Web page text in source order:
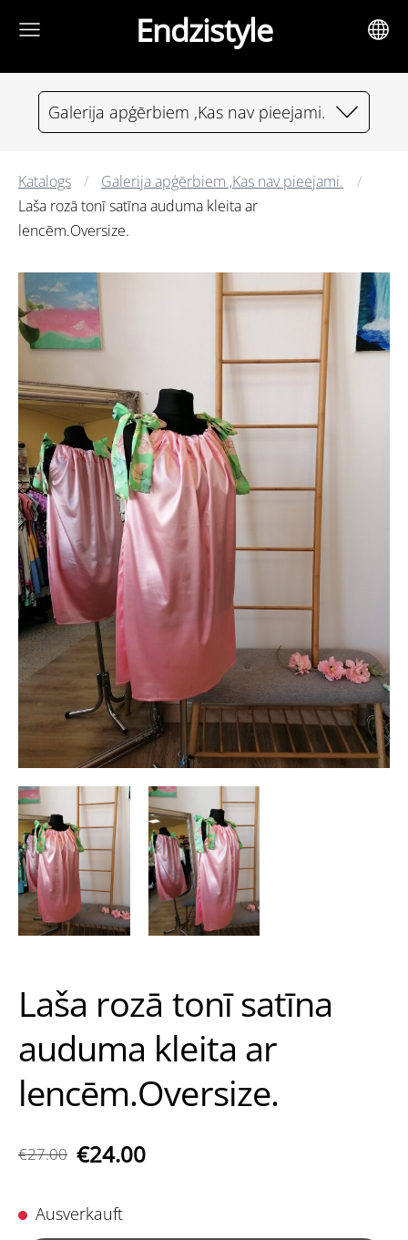
Endzistyle
Galerija apģērbiem ,Kas nav pieejami.
Katalogs
Galerija apģērbiem ,Kas nav pieejami.
Laša rozā tonī satīna auduma kleita ar
lencēm.Oversize.
Laša rozā tonī satīna
auduma kleita ar
lencēm.Oversize.
€27.00 €24.00
Ausverkauft